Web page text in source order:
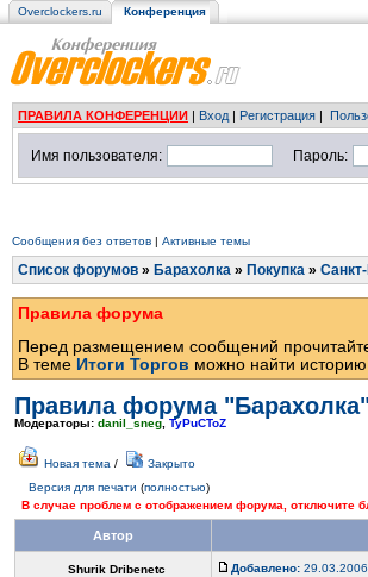
Overclockers.ru Конференция
ПРАВИЛА КОНФЕРЕНЦИИ | Вход | Регистрация |
Имя пользователя: Пароль:
Сообщения без ответов | Активные темы
Список форумов » Барахолка » Покупка »
Правила форума
Перед размещением сообщений
В теме Итоги Торгов можно найти историю
Правила форума
Модераторы: danil_sneg, TyPuCToZ
Новая тема /
Закрыто
Версия для печати (полностью)
В случае проблем с отображением форума, отключите
Автор
Shurik Dribenetc Добавлено: